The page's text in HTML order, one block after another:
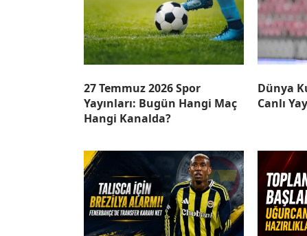
27 Temmuz 2026 Spor
Yayınları: Bugün Hangi Maç
Hangi Kanalda?
Dünya
Canlı